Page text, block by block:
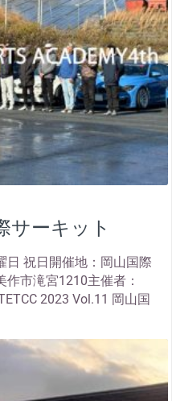
サーキット
日 祝日開催地：岡山国際
市滝宮1210主催者：
2023 Vol.11 岡山国